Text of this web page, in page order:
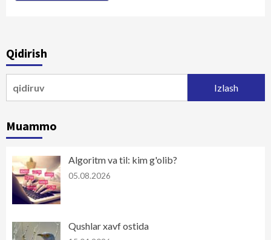
Qidirish
Muammo
Algoritm va til: kim g'olib?
05.08.2026
Qushlar xavf ostida